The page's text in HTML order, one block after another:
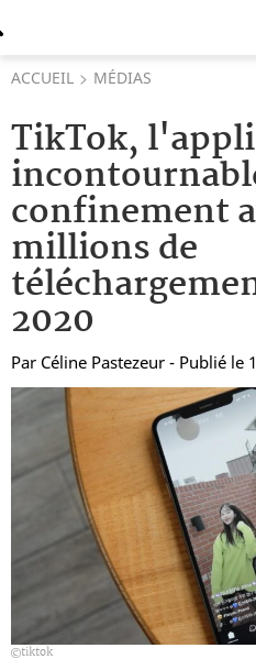
ACCUEIL MÉDIAS
TikTok, l'appli
confinement
millions de
2020
Par Céline Pastezeur - Publié le
tiktok